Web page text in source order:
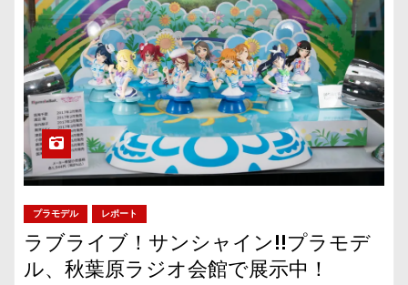
プラモデル レポート
ラブライブ！サンシャイン!!プラモデ
ル、秋葉原ラジオ会館で展示中！